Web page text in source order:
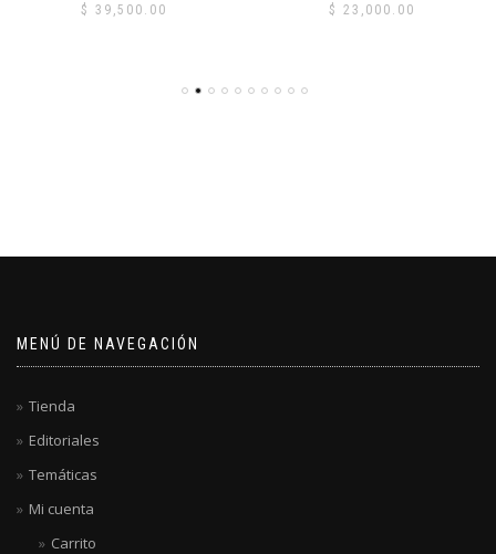
$ 39,500.00 $ 23,000.00
MENÚ DE NAVEGACIÓN
Tienda
Editoriales
Temáticas
Mi cuenta
Carrito